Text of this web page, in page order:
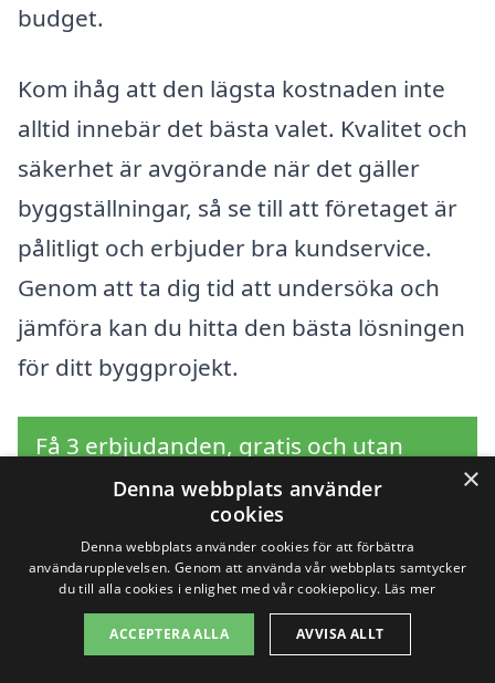
budget.
Kom ihåg att den lägsta kostnaden inte
alltid innebär det bästa valet. Kvalitet och
säkerhet är avgörande när det gäller
byggställningar, så se till att företaget är
pålitligt och erbjuder bra kundservice.
Genom att ta dig tid att undersöka och
jämföra kan du hitta den bästa lösningen
för ditt byggprojekt.
Få 3 erbjudanden, gratis och utan
förpliktelser
Sök efter en
professionell för
×
Denna webbplats använder
cookies
Denna webbplats använder cookies för att förbättra
användarupplevelsen. Genom att använda vår webbplats samtycker
du till alla cookies i enlighet med vår cookiepolicy. Läs mer
ACCEPTERA ALLA AVVISA ALLT